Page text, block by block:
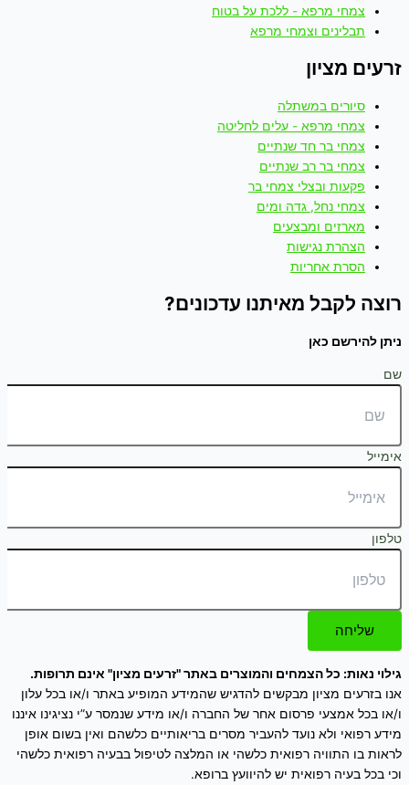
צמחי מרפא - ללכת על בטוח
תבלינים וצמחי מרפא
זרעים מציון
סיורים במשתלה
צמחי מרפא - עלים לחליטה
צמחי בר חד שנתיים
צמחי בר רב שנתיים
פקעות ובצלי צמחי בר
צמחי נחל, גדה ומים
מארזים ומבצעים
הצהרת נגישות
הסרת אחריות
רוצה לקבל מאיתנו עדכונים?
ניתן להירשם כאן
שם
אימייל
טלפון
שליחה
גילוי נאות: כל הצמחים והמוצרים באתר "זרעים מציון" אינם תרופות.
אנו בזרעים מציון מבקשים להדגיש שהמידע המופיע באתר ו/או בכל עלון
ו/או בכל אמצעי פרסום אחר של החברה ו/או מידע שנמסר ע”י נציגינו איננו
מידע רפואי ולא נועד להעביר מסרים בריאותיים כלשהם ואין בשום אופן
לראות בו התוויה רפואית כלשהי או המלצה לטיפול בבעיה רפואית כלשהי
וכי בכל בעיה רפואית יש להיוועץ ברופא.